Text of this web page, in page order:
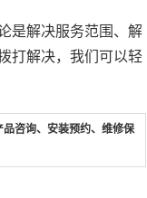
是解决服务范围、解
打解决，我们可以轻
咨询、安装预约、维修保